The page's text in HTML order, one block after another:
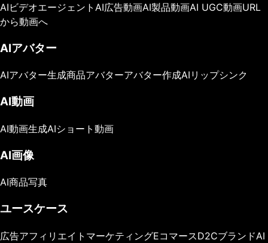
AIビデオエージェント AI広告動画AI製品動画AI UGC動画URL
から動画へ
AIアバター
AIアバター生成商品アバターアバター作成AIリップシンク
AI動画
AI動画生成AIショート動画
AI画像
AI商品写真
ユースケース
広告アフィリエイトマーケティングEコマースD2CブランドAI